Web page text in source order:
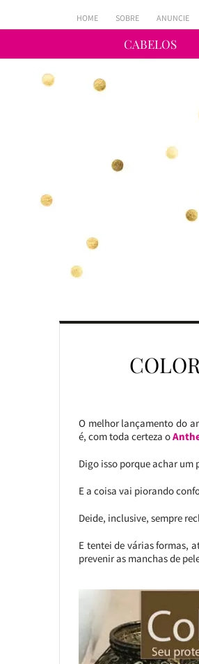
CABELOS
HOME SOBRE ANUNCIE
O melhor lançamento do
é, com toda certeza o
Digo isso porque achar
E a coisa vai piorando
Deide, inclusive, sempre
E tentei de várias formas,
prevenir as manchas de